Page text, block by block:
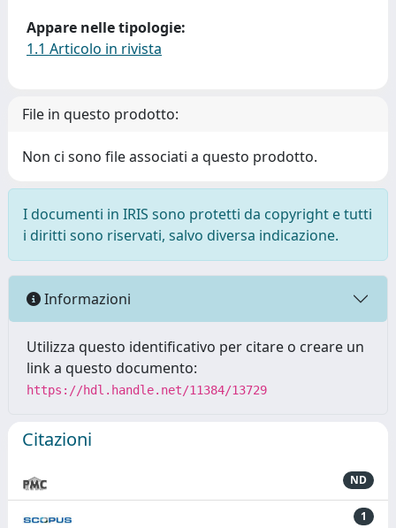
Appare nelle tipologie:
1.1 Articolo in rivista
File in questo prodotto:
Non ci sono file associati a questo prodotto.
I documenti in IRIS sono protetti da copyright e tutti
i diritti sono riservati, salvo diversa indicazione.
Informazioni
Utilizza questo identificativo per citare o creare un
link a questo documento:
https://hdl.handle.net/11384/13729
Citazioni
ND
1